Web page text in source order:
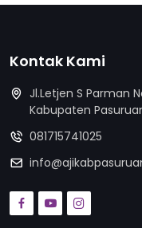
Kontak Kami
Jl.Letjen S Parman
Kabupaten
081715741025